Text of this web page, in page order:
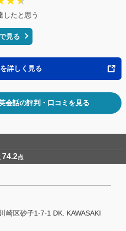
したと思う
見る
詳しく見る
会話の評判・口コミを見る
74.2点
崎区砂子1-7-1 DK. KAWASAKI